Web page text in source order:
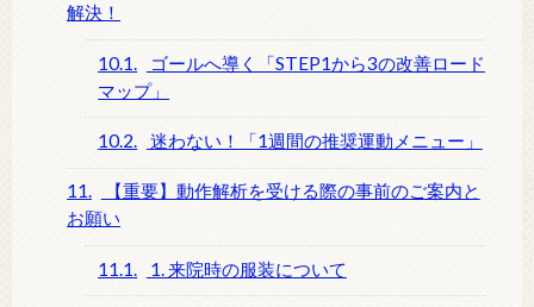
解決！
10.1.
ゴールへ導く「STEP1から3の改善ロード
マップ」
10.2. 迷わない！「1週間の推奨運動メニュー」
11.
【重要】動作解析を受ける際の事前のご案内と
お願い
11.1. 1. 来院時の服装について